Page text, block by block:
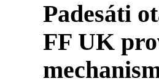
Padesáti
FF UK